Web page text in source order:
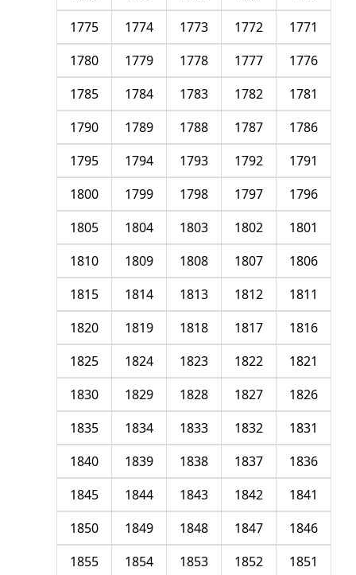
1771
1772
1773
1774
1775
1776
1777
1778
1779
1780
1781
1782
1783
1784
1785
1786
1787
1788
1789
1790
1791
1792
1793
1794
1795
1796
1797
1798
1799
1800
1801
1802
1803
1804
1805
1806
1807
1808
1809
1810
1811
1812
1813
1814
1815
1816
1817
1818
1819
1820
1821
1822
1823
1824
1825
1826
1827
1828
1829
1830
1831
1832
1833
1834
1835
1836
1837
1838
1839
1840
1841
1842
1843
1844
1845
1846
1847
1848
1849
1850
1851
1852
1853
1854
1855